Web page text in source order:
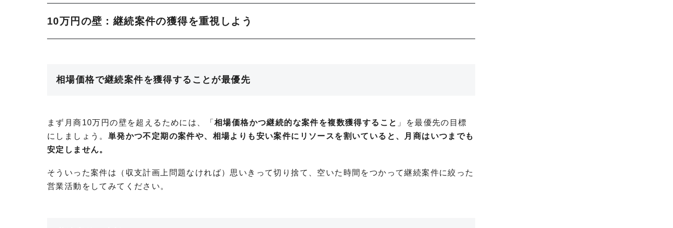
10万円の壁：継続案件の獲得を重視しよう
相場価格で継続案件を獲得することが最優先
まず月商10万円の壁を超えるためには、「相場価格かつ継続的な案件を複数獲得すること 」を最優先の目標
にしましょう。 単発かつ不定期の案件や、相場よりも安い案件にリソースを割いていると、月商はいつまでも
安定しません。
そういった案件は（収支計画上問題なければ）思いきって切り捨て、空いた時間をつかって継続案件に絞った
営業活動をしてみてください。